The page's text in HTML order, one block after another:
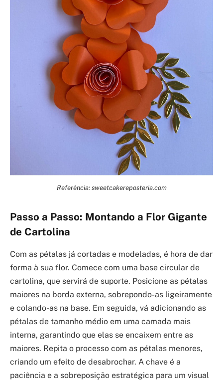
Referência: sweetcakereposteria.com
Passo a Passo: Montando a Flor Gigante
de Cartolina
Com as pétalas já cortadas e modeladas, é hora de dar
forma à sua flor. Comece com uma base circular de
cartolina, que servirá de suporte. Posicione as pétalas
maiores na borda externa, sobrepondo-as ligeiramente
e colando-as na base. Em seguida, vá adicionando as
pétalas de tamanho médio em uma camada mais
interna, garantindo que elas se encaixem entre as
maiores. Repita o processo com as pétalas menores,
criando um efeito de desabrochar. A chave é a
paciência e a sobreposição estratégica para um visual